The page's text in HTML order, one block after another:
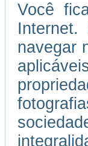
Você
navegar